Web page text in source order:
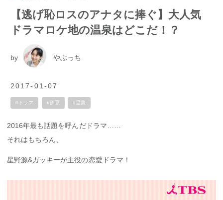
【逃げ恥ロスのアナタに捧ぐ】大人気
ドラマロケ地の温泉はどこだ！？
by やぶっち
2017-01-07
#ドラマ #伊豆 #温泉
2016年最も話題を呼んだドラマ……
それはもちろん、
星野源&ガッキーが主役の恋愛ドラマ！